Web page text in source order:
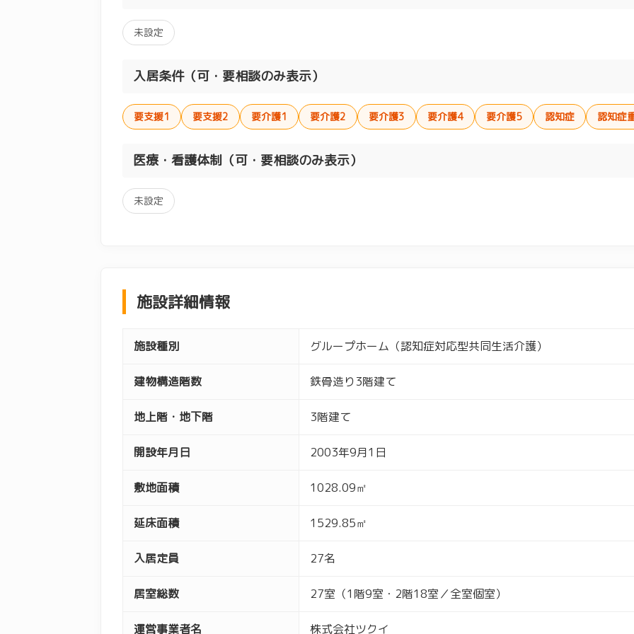
未設定
入居条件（可・要相談のみ表示）
要支援1 要支援2 要介護1 要介護2 要介護3 要介護4 要介護5 認知症 認知症
医療・看護体制（可・要相談のみ表示）
未設定
施設詳細情報
施設種別 グループホーム（認知症対応型共同生活介護）
建物構造階数 鉄骨造り3階建て
地上階・地下階 3階建て
開設年月日 2003年9月1日
敷地面積 1028.09㎡
延床面積 1529.85㎡
入居定員 27名
居室総数 27室（1階9室・2階18室／全室個室）
運営事業者名 株式会社ツクイ